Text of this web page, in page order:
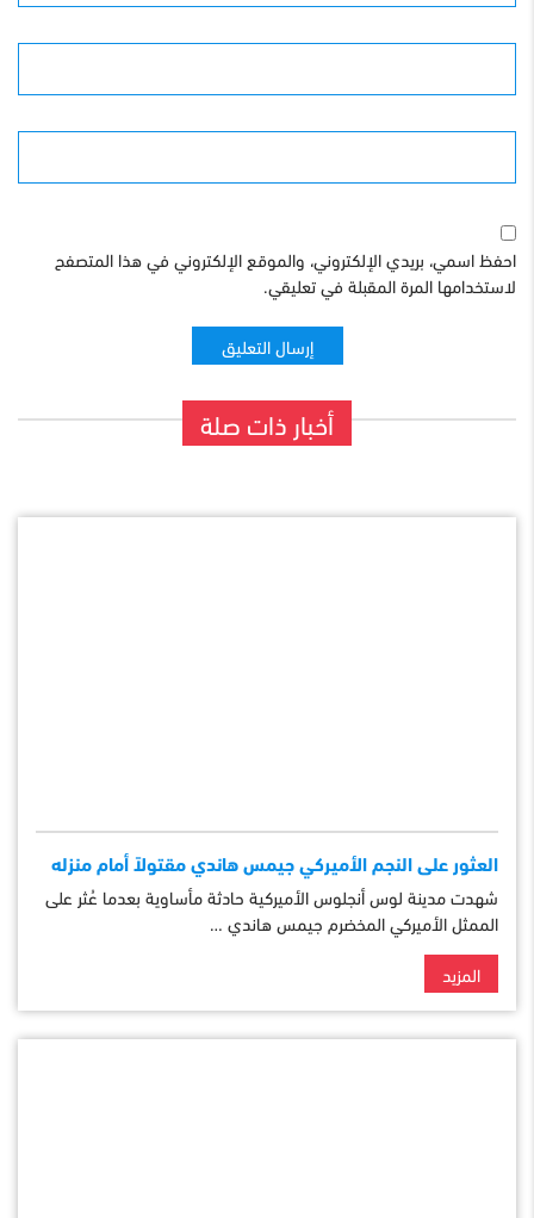
احفظ اسمي، بريدي الإلكتروني، والموقع الإلكتروني في هذا المتصفح
لاستخدامها المرة المقبلة في تعليقي.
أخبار ذات صلة
العثور على النجم الأميركي جيمس هاندي مقتولاً أمام منزله
شهدت مدينة لوس أنجلوس الأميركية حادثة مأساوية بعدما عُثر على
الممثل الأميركي المخضرم جيمس هاندي …
المزيد